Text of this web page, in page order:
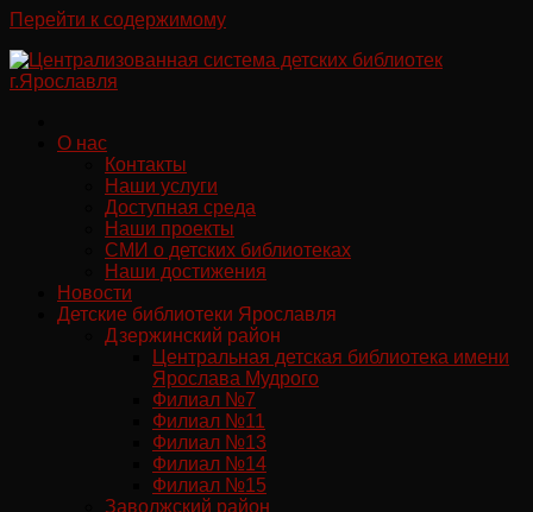
Перейти к содержимому
О нас
Контакты
Наши услуги
Доступная среда
Наши проекты
СМИ о детских библиотеках
Наши достижения
Новости
Детские библиотеки Ярославля
Дзержинский район
Центральная детская библиотека имени
Ярослава Мудрого
Филиал №7
Филиал №11
Филиал №13
Филиал №14
Филиал №15
Заволжский район